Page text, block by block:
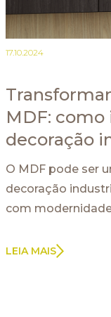
17.10.2024
MDF:
decoração
O MDF pode ser
decoração
com
LEIA MAIS